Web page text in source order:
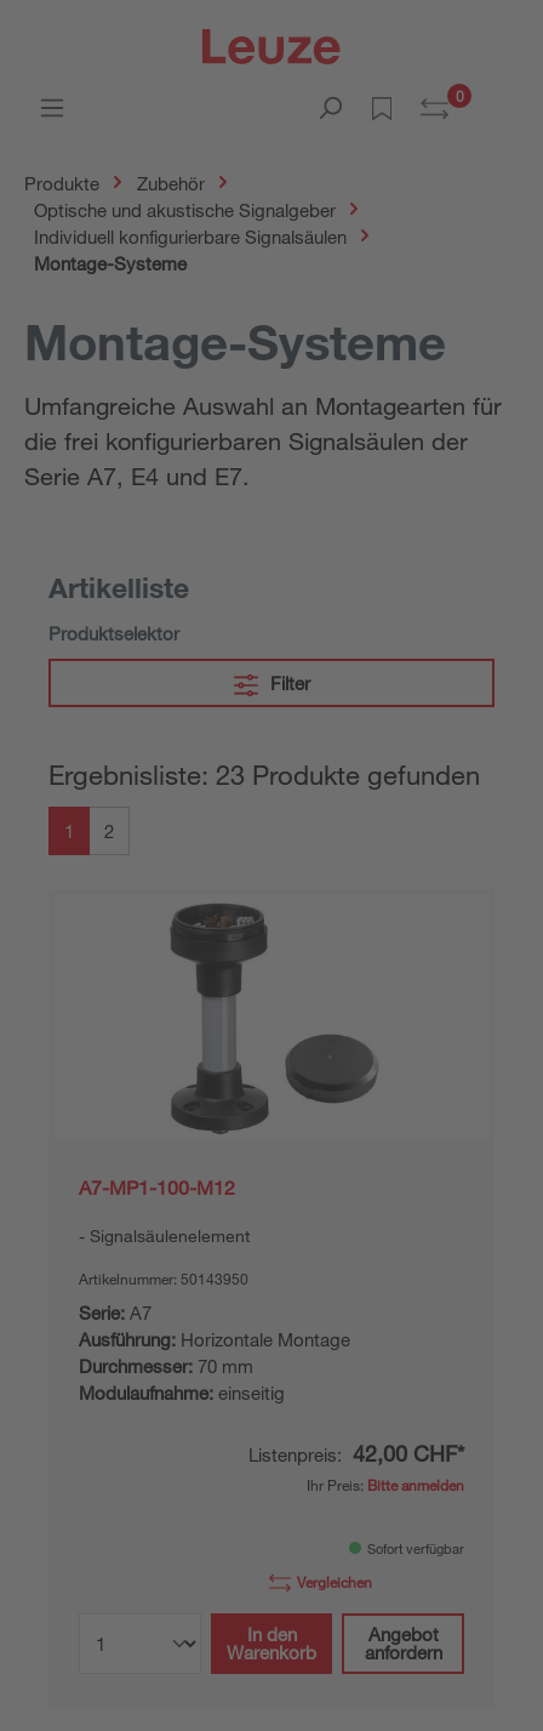
0
Produkte
Zubehör
Optische und akustische Signalgeber
Individuell konfigurierbare Signalsäulen
Montage-Systeme
Montage-Systeme
Umfangreiche Auswahl an Montagearten für
die frei konfigurierbaren Signalsäulen der
Serie A7, E4 und E7.
Artikelliste
Produktselektor
Filter
Ergebnisliste: 23 Produkte gefunden
1 2
A7-MP1-100-M12
Signalsäulenelement
Artikelnummer: 50143950
Serie: A7
Ausführung: Horizontale Montage
Durchmesser: 70 mm
Modulaufnahme: einseitig
Listenpreis: 42,00 CHF*
Ihr Preis: Bitte anmelden
Sofort verfügbar
Vergleichen
In den
Warenkorb
Angebot
anfordern